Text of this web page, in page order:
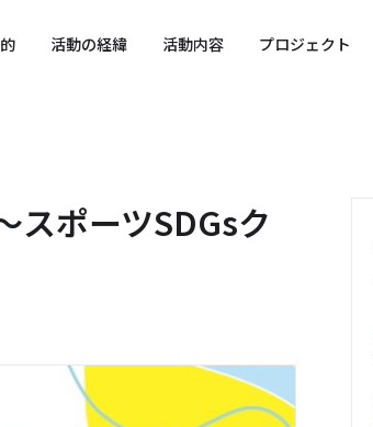
活動の経緯 活動内容 プロジェクト
スポーツSDGsク